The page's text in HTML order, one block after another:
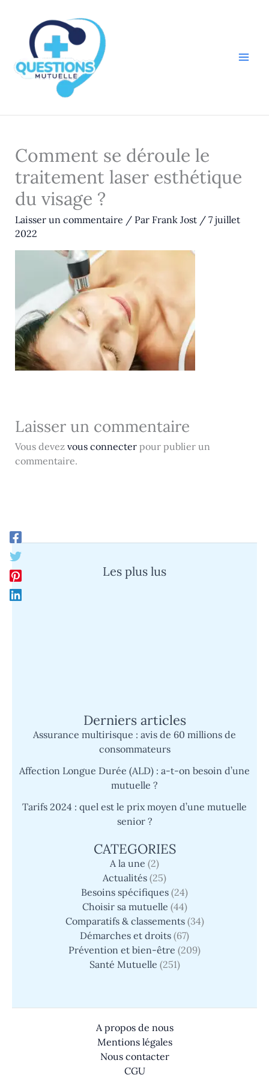
contenu
Comment se déroule le
traitement laser esthétique
du visage ?
Laisser un commentaire / Par Frank Jost / 7 juillet
2022
Laisser un commentaire
Vous devez vous connecterpour publier un
commentaire.
Les plus lus
Derniers articles
Assurance multirisque : avis de 60 millions de
consommateurs
Affection Longue Durée (ALD) : a-t-on besoin d’une
mutuelle ?
Tarifs 2024 : quel est le prix moyen d’une mutuelle
senior ?
CATEGORIES
A la une (2)
Actualités (25)
Besoins spécifiques (24)
Choisir sa mutuelle (44)
Comparatifs & classements(34)
Démarches et droits (67)
Prévention et bien-être (209)
Santé Mutuelle (251)
A propos de nous
Mentions légales
Nous contacter
CGU